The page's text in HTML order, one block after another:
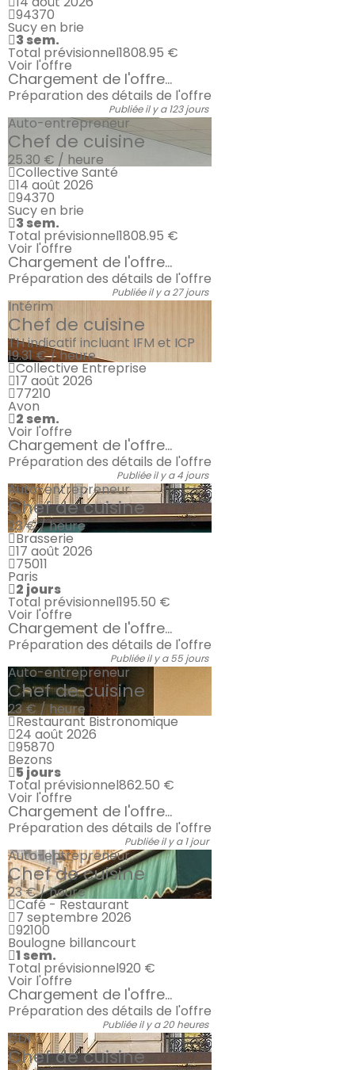
94370
Sucy en brie
3 sem.
Total prévisionnel1808.95 €
Voir l'offre
Chargement de l'offre...
Préparation des détails de l'offre
Publiée il y a 123 jours
Auto-entrepreneur
Chef de cuisine
25.30 € / heure
Collective Santé
14 août 2026
94370
Sucy en brie
3 sem.
Total prévisionnel1808.95 €
Voir l'offre
Chargement de l'offre...
Préparation des détails de l'offre
Publiée il y a 27 jours
Intérim
Chef de cuisine
TH indicatif incluant IFM et ICP
19.31 € / heure
Collective Entreprise
17 août 2026
77210
Avon
2 sem.
Voir l'offre
Chargement de l'offre...
Préparation des détails de l'offre
Publiée il y a 4 jours
Auto-entrepreneur
Chef de cuisine
23 € / heure
Brasserie
17 août 2026
75011
Paris
2 jours
Total prévisionnel195.50 €
Voir l'offre
Chargement de l'offre...
Préparation des détails de l'offre
Publiée il y a 55 jours
Auto-entrepreneur
Chef de cuisine
23 € / heure
Restaurant Bistronomique
24 août 2026
95870
Bezons
5 jours
Total prévisionnel862.50 €
Voir l'offre
Chargement de l'offre...
Préparation des détails de l'offre
Publiée il y a 1 jour
Auto-entrepreneur
Chef de cuisine
23 € / heure
Café - Restaurant
7 septembre 2026
92100
Boulogne billancourt
1 sem.
Total prévisionnel920 €
Voir l'offre
Chargement de l'offre...
Préparation des détails de l'offre
Publiée il y a 20 heures
CDI
Chef de cuisine